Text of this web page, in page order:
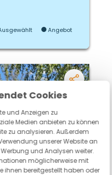
Cookies
und Anzeigen zu
Medien anbieten zu können
zu analysieren. Außerdem
unserer Website an
und Analysen weiter.
möglicherweise mit
ihnen bereitgestellt haben oder
Angebot